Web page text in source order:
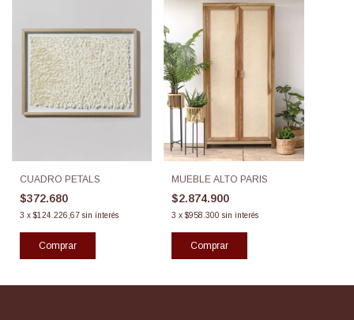
CUADRO PETALS
$372.680
3 x $124.226,67 sin interés
MUEBLE ALTO PARIS
$2.874.900
3 x$958.300 sin interés